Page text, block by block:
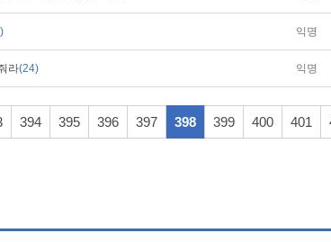
익명
라(24) 익명
394 395 396 397 398 399 400 401